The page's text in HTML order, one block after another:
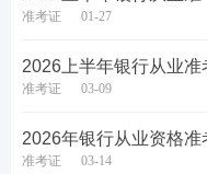
准考证 01-27
2026上半年银行从业准
准考证 03-09
2026年银行从业资格
准考证 03-14